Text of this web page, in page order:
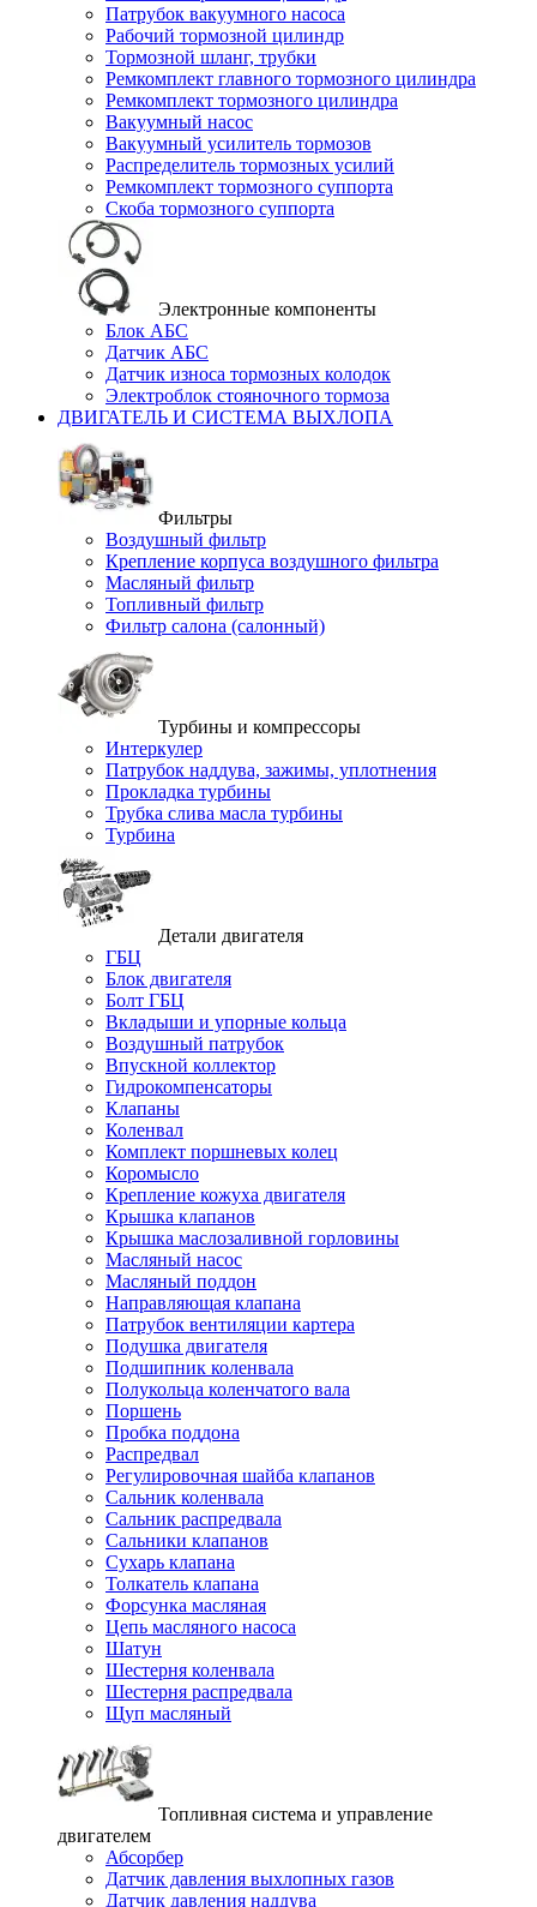
Патрубок вакуумного насоса
Рабочий тормозной цилиндр
Тормозной шланг, трубки
Ремкомплект главного тормозного цилиндра
Ремкомплект тормозного цилиндра
Вакуумный насос
Вакуумный усилитель тормозов
Распределитель тормозных усилий
Ремкомплект тормозного суппорта
Скоба тормозного суппорта
Электронные компоненты
Блок АБС
Датчик АБС
Датчик износа тормозных колодок
Электроблок стояночного тормоза
ДВИГАТЕЛЬ И СИСТЕМА ВЫХЛОПА
Фильтры
Воздушный фильтр
Крепление корпуса воздушного фильтра
Масляный фильтр
Топливный фильтр
Фильтр салона (салонный)
Турбины и компрессоры
Интеркулер
Патрубок наддува, зажимы, уплотнения
Прокладка турбины
Трубка слива масла турбины
Турбина
Детали двигателя
ГБЦ
Блок двигателя
Болт ГБЦ
Вкладыши и упорные кольца
Воздушный патрубок
Впускной коллектор
Гидрокомпенсаторы
Клапаны
Коленвал
Комплект поршневых колец
Коромысло
Крепление кожуха двигателя
Крышка клапанов
Крышка маслозаливной горловины
Масляный насос
Масляный поддон
Направляющая клапана
Патрубок вентиляции картера
Подушка двигателя
Подшипник коленвала
Полукольца коленчатого вала
Поршень
Пробка поддона
Распредвал
Регулировочная шайба клапанов
Сальник коленвала
Сальник распредвала
Сальники клапанов
Сухарь клапана
Толкатель клапана
Форсунка масляная
Цепь масляного насоса
Шатун
Шестерня коленвала
Шестерня распредвала
Щуп масляный
Топливная система и управление
двигателем
Абсорбер
Датчик давления выхлопных газов
Датчик давления наддува